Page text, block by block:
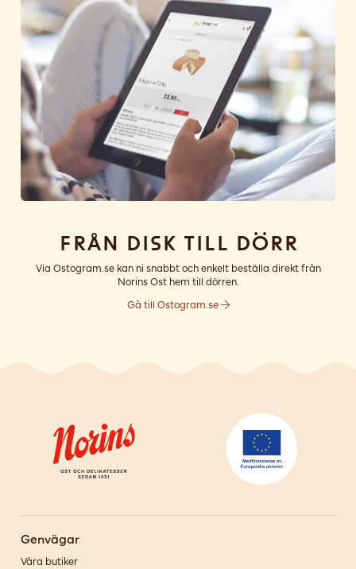
Från disk till dörr
Via Ostogram.se kan ni snabbt och enkelt beställa direkt från
Norins Ost hem till dörren.
Gå till Ostogram.se
Genvägar
Våra butiker